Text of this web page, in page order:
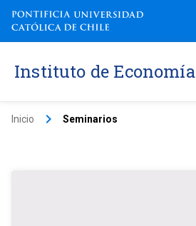
Instituto de Economía
Inicio keyboard_arrow_right Seminarios